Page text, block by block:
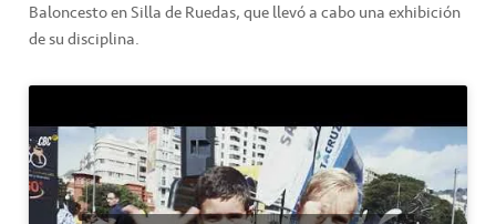
Baloncesto en Silla de Ruedas, que llevó a cabo una exhibición
de su disciplina.